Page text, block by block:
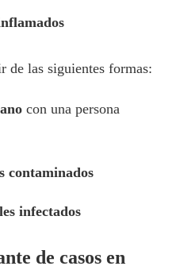
de las siguientes formas:
con una persona
contaminados
infectados
de casos en